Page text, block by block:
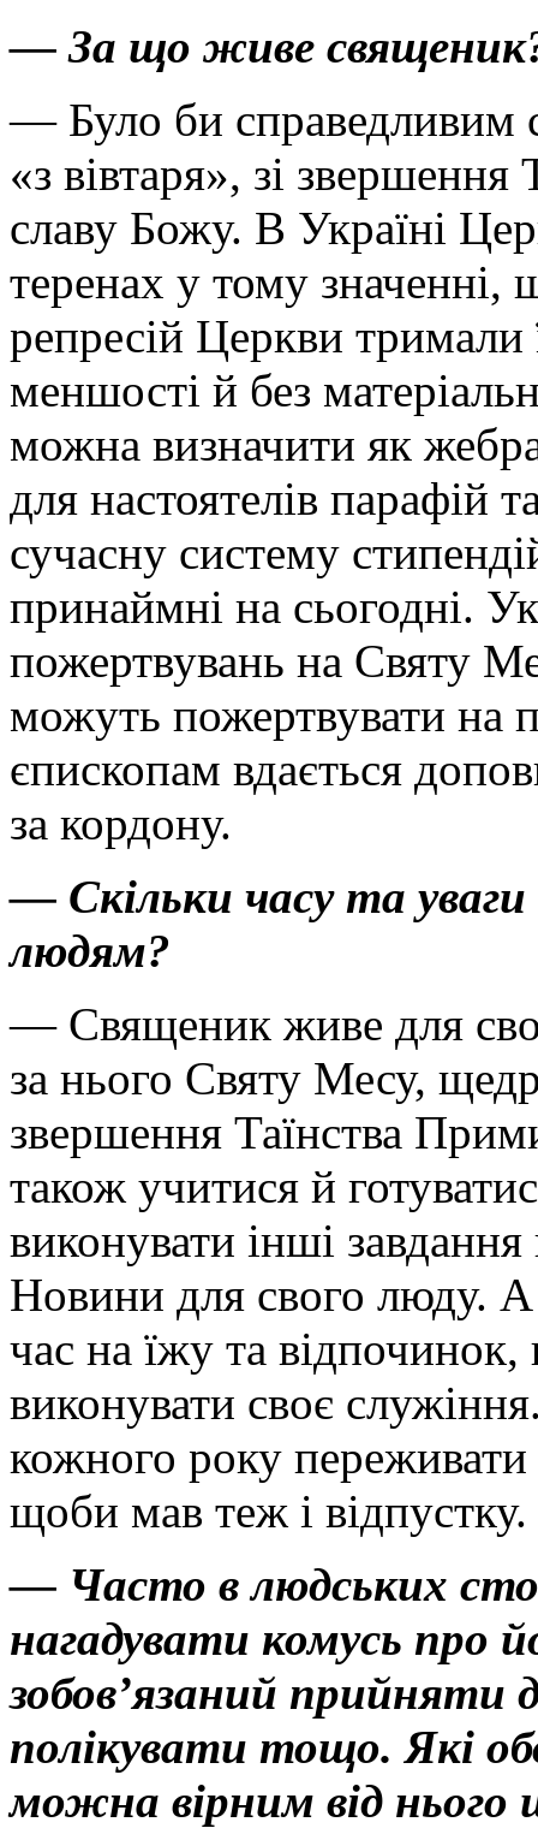
— За що живе
— Було би справедливим
«з вівтаря», зі
славу Божу. В Україні
теренах у тому значенні,
репресій Церкви тримали
меншості й без
можна визначити як
для настоятелів парафій
сучасну систему
принаймні на сьогодні.
пожертвувань на Святу
можуть пожертвувати на
єпископам вдається
за кордону.
— Скільки часу та
людям?
— Священик живе для
за нього Святу Месу,
звершення Таїнства
також учитися й
виконувати інші
Новини для свого люду.
час на їжу та
виконувати своє
кожного року переживати
щоби мав теж і відпустку.
— Часто в людських
нагадувати комусь про
зобов’язаний прийняти
полікувати тощо. Які
можна вірним від нього